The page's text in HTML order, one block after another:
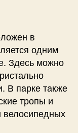
в
одним
Здесь можно
В парке также
тропы и